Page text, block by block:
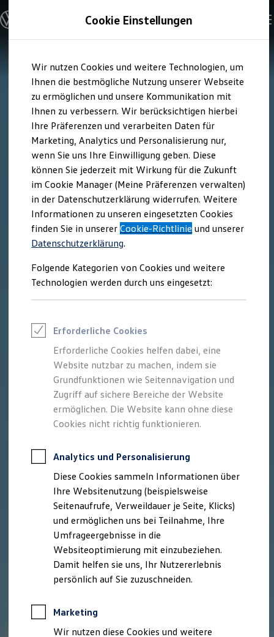
Hauptinhalt
springen
Footer
springen
Modelle und Konfigurator
Konfigurator
Modelle vergleichen
Elektroautos
ENERGY Sondermodelle
Nutzfahrzeuge
SUV und CUV
Familienautos
Kombis
Kompaktwagen
Sportwagen
Schnell verfügbare Fahrzeuge
Angebote und Produkte
Aktuelle Angebote
E-Auto-Förderung
Volkswagen Marktplatz
Die ENERGY Sondermodelle
Junge Gebrauchtwagen und Gebrauchtwagen
Volkswagen Zertifizierte Gebrauchtwagen
Elektromobilität bei Gebrauchtwagen
Saisonangebote
Reifenpakete
Leasing
Leasing-Angebote
Elektroauto Leasing
Kleinwagen-Leasing
Leasing ohne Anzahlung
Finanzierung
Autokredit mit Schlussrate
Versicherungen und Garantien
Kfz-Versicherung
Restschuldversicherungen
Garantien
Professional Class bei Volkswagen
Behörden
Direktkunden
Sonderfahrzeuge
Anpfiff zum Gewinn
Elektromobilität
Elektroautos
ID. Tutorials
Elektrofahrzeugkonzepte
ID. EVERY1
Reichweite
Rekuperation
Laden unterwegs
Cookie Einstellungen
Wir nutzen Cookies und weitere Technologien, um
Ihnen die bestmögliche Nutzung unserer Webseite
zu ermöglichen und unsere Kommunikation mit
Ihnen zu verbessern. Wir berücksichtigen hierbei
Ihre Präferenzen und verarbeiten Daten für
Marketing, Analytics und Personalisierung nur,
wenn Sie uns Ihre Einwilligung geben. Diese
können Sie jederzeit mit Wirkung für die Zukunft
im Cookie Manager (Meine Präferenzen verwalten)
in der Datenschutzerklärung widerrufen. Weitere
Informationen zu unseren eingesetzten Cookies
finden Sie in unsererCookie-Richtlinie und unserer
Datenschutzerklärung.
Folgende Kategorien von Cookies und weitere
Technologien werden durch uns eingesetzt:
Erforderliche Cookies
Erforderliche Cookies helfen dabei, eine
Website nutzbar zu machen, indem sie
Grundfunktionen wie Seitennavigation und
Zugriff auf sichere Bereiche der Website
ermöglichen. Die Website kann ohne diese
Cookies nicht richtig funktionieren.
Analytics und Personalisierung
Diese Cookies sammeln Informationen über
Ihre Websitenutzung (beispielsweise
Seitenaufrufe, Verweildauer je Seite, Klicks)
und ermöglichen uns bei Teilnahme, Ihre
Umfrageergebnisse in die
Websiteoptimierung mit einzubeziehen.
Damit helfen sie uns, Ihr Nutzererlebnis
persönlich auf Sie zuzuschneiden.
Marketing
Wir nutzen diese Cookies und weitere